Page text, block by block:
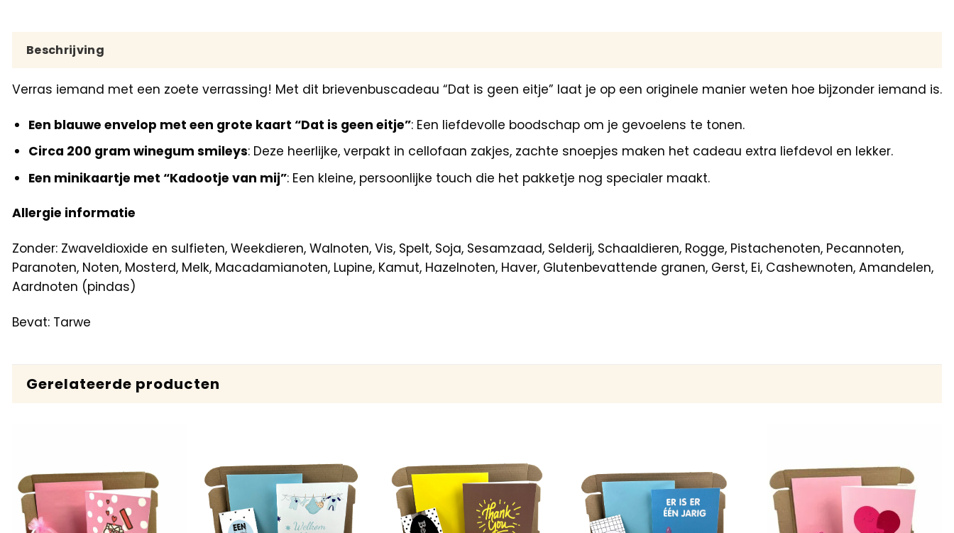
Beschrijving
Verras iemand met een zoete verrassing! Met dit brievenbuscadeau “Dat is geen eitje” laat je op een originele manier weten hoe bijzonder iemand is.
Een blauwe envelop met een grote kaart “Dat is geen eitje”: Een liefdevolle boodschap om je gevoelens te tonen.
Circa 200 gram winegum smileys: Deze heerlijke, verpakt in cellofaan zakjes, zachte snoepjes maken het cadeau extra liefdevol en lekker.
Een minikaartje met “Kadootje van mij”: Een kleine, persoonlijke touch die het pakketje nog specialer maakt.
Allergie informatie
Zonder: Zwaveldioxide en sulfieten, Weekdieren, Walnoten, Vis, Spelt, Soja, Sesamzaad, Selderij, Schaaldieren, Rogge, Pistachenoten, Pecannoten,
Paranoten, Noten, Mosterd, Melk, Macadamianoten, Lupine, Kamut, Hazelnoten, Haver, Glutenbevattende granen, Gerst, Ei, Cashewnoten, Amandelen,
Aardnoten (pindas)
Bevat: Tarwe
Gerelateerde producten